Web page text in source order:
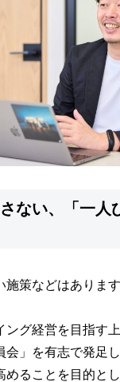
ない、「一人
策などはあります
ング経営を目指す
会」を有志で発足
めることを目的と